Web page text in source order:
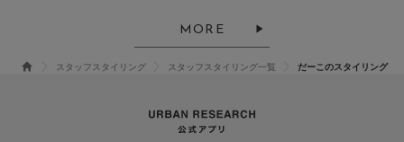
MORE
スタッフスタイリング スタッフスタイリング一覧 だーこのスタイリング